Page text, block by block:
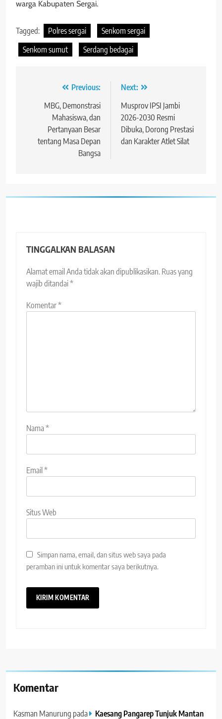
warga Kabupaten Sergai.
Tagged: Polres sergai
Senkom sergai
Senkom sumut
Serdang bedagai
Navigasi Previous:
MBG, Demonstrasi
Mahasiswa, dan
Pertanyaan Besar
tentang Masa Depan
Bangsa
Next:
Musprov IPSI Jambi
2026-2030 Resmi
Dibuka, Dorong Prestasi
dan Karakter Atlet Silat
TINGGALKAN BALASAN
Alamat email Anda tidak akan dipublikasikan. Ruas yang
wajib ditandai*
Komentar*
Nama*
Email*
Situs Web
Simpan nama, email, dan situs web saya pada
peramban ini untuk komentar saya berikutnya.
Komentar
Kasman Manurung pada
Kaesang Pangarep Tunjuk Mantan